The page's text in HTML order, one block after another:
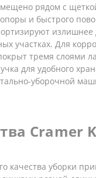
рядом с
и быстрого
излишнее
участках. Для
тремя слоями
для удобного
уборочной
Cramer
качества уборки